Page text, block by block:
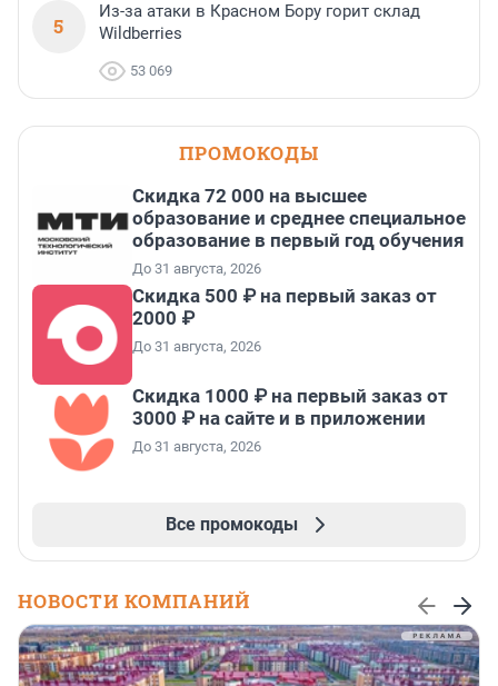
5
Из-за атаки в Красном Бору горит склад
Wildberries
53 069
ПРОМОКОДЫ
Скидка 72 000 на высшее
образование и среднее специальное
образование в первый год обучения
До 31 августа, 2026
Скидка 500 ₽ на первый заказ от
2000 ₽
До 31 августа, 2026
Скидка 1000 ₽ на первый заказ от
3000 ₽ на сайте и в приложении
До 31 августа, 2026
Все промокоды
НОВОСТИ КОМПАНИЙ